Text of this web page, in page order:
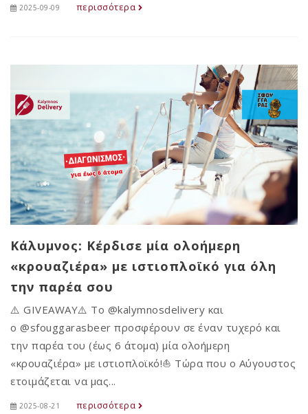
2025-09-09 περισσότερα
Κάλυμνος: Κέρδισε μία ολοήμερη
«κρουαζιέρα» με ιστιοπλοϊκό για όλη
την παρέα σου
⚠️ GIVEAWAY⚠️ Το @kalymnosdelivery και
ο @sfouggarasbeer προσφέρουν σε έναν τυχερό και
την παρέα του (έως 6 άτομα) μία ολοήμερη
«κρουαζιέρα» με ιστιοπλοϊκό!⛵ Τώρα που ο Αύγουστος
ετοιμάζεται να μας...
2025-08-21 περισσότερα